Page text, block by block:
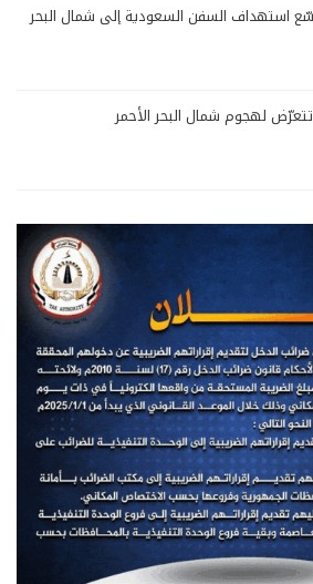
استهداف السفن السعودية إلى شمال البحر
لهجوم شمال البحر الأحمر